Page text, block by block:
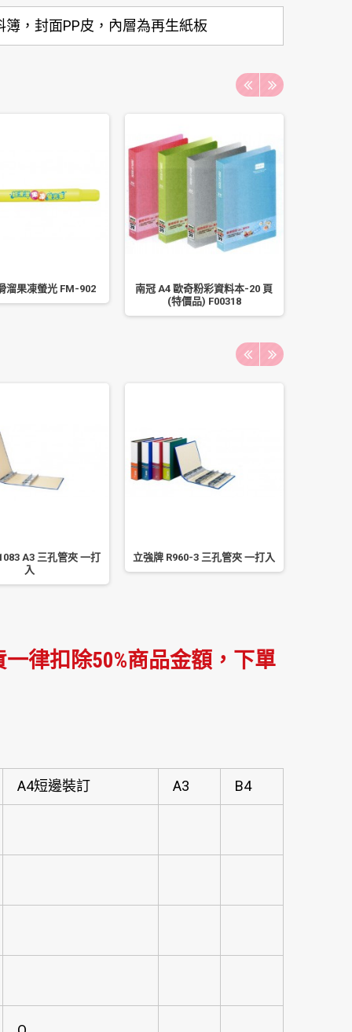
，封面PP皮，內層為再生紙板
溜果凍螢光 FM-902
南冠 A4 歐奇粉彩資料本-20 頁
(特價品) F00318
A3 三孔管夾 一打
入
立強牌 R960-3 三孔管夾 一打入
律扣除50%商品金額，下單
A4短邊裝訂 A3 B4